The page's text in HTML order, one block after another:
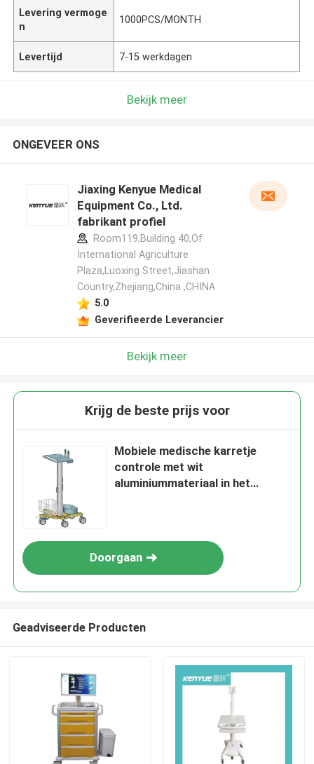
Levering vermoge
n
1000PCS/MONTH
Levertijd 7-15 werkdagen
Bekijk meer
ONGEVEER ONS
Jiaxing Kenyue Medical
Equipment Co., Ltd.
fabrikant profiel
Room119,Building 40,Of
International Agriculture
Plaza,Luoxing Street,Jiashan
Country,Zhejiang,China ,CHINA
5.0
Geverifieerde Leverancier
Bekijk meer
Krijg de beste prijs voor
Mobiele medische karretje
controle met wit
aluminiummateriaal in het
Doorgaan
Geadviseerde Producten